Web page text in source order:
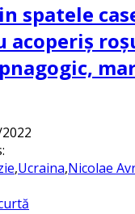
spatele
acoperiș
,Ucraina,Nicolae